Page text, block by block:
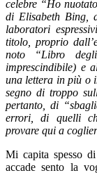
celebre “Ho
di Elisabeth Bing,
laboratori
titolo, proprio
noto “Libro
imprescindibile) e
una lettera in più o
segno di troppo
pertanto, di
errori, di quelli
provare qui a
Mi capita spesso
accade sento la